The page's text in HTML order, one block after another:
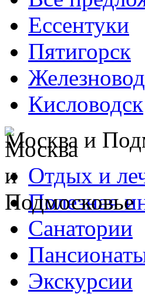
Ессентуки
Пятигорск
Кисловодск
Москва и
Отдых и
Полезная
Санатории
Экскурсии